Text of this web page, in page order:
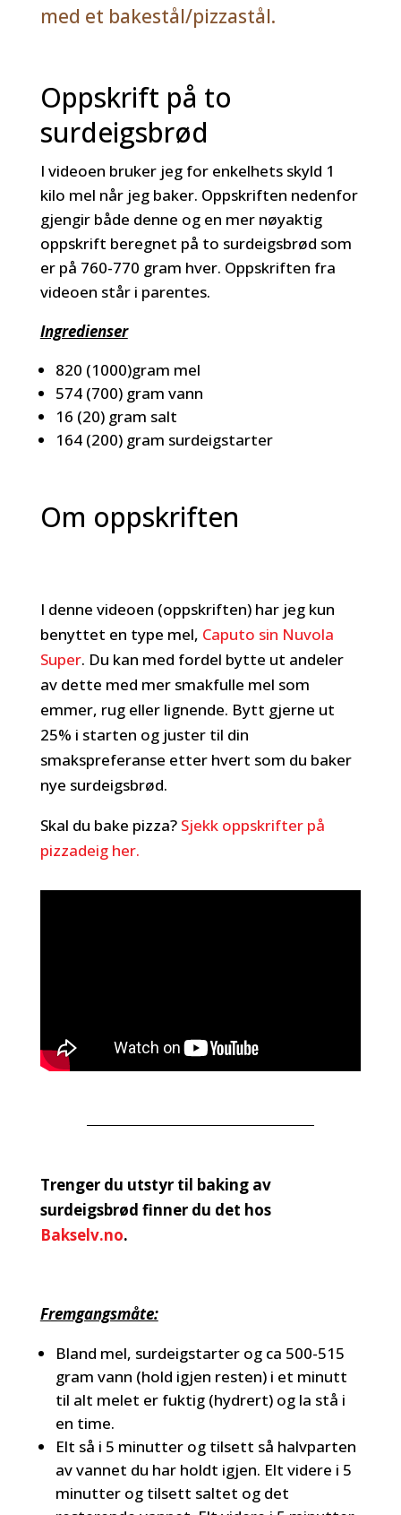
med et bakestål/pizzastål.
Oppskrift på to
surdeigsbrød
I videoen bruker jeg for enkelhets skyld 1
kilo mel når jeg baker. Oppskriften nedenfor
gjengir både denne og en mer nøyaktig
oppskrift beregnet på to surdeigsbrød som
er på 760-770 gram hver. Oppskriften fra
videoen står i parentes.
Ingredienser
820 (1000)gram mel
574 (700) gram vann
16 (20) gram salt
164 (200) gram surdeigstarter
Om oppskriften
I denne videoen (oppskriften) har jeg kun
benyttet en type mel, Caputo sin Nuvola
Super. Du kan med fordel bytte ut andeler
av dette med mer smakfulle mel som
emmer, rug eller lignende. Bytt gjerne ut
25% i starten og juster til din
smakspreferanse etter hvert som du baker
nye surdeigsbrød.
Skal du bake pizza? Sjekk oppskrifter på
pizzadeig her.
Trenger du utstyr til baking av
surdeigsbrød finner du det hos
Bakselv.no.
Fremgangsmåte:
Bland mel, surdeigstarter og ca 500-515
gram vann (hold igjen resten) i et minutt
til alt melet er fuktig (hydrert) og la stå i
en time.
Elt så i 5 minutter og tilsett så halvparten
av vannet du har holdt igjen. Elt videre i 5
minutter og tilsett saltet og det